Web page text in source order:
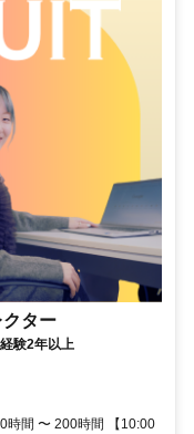
ター
験2年以上
時間 〜 200時間 【10:00